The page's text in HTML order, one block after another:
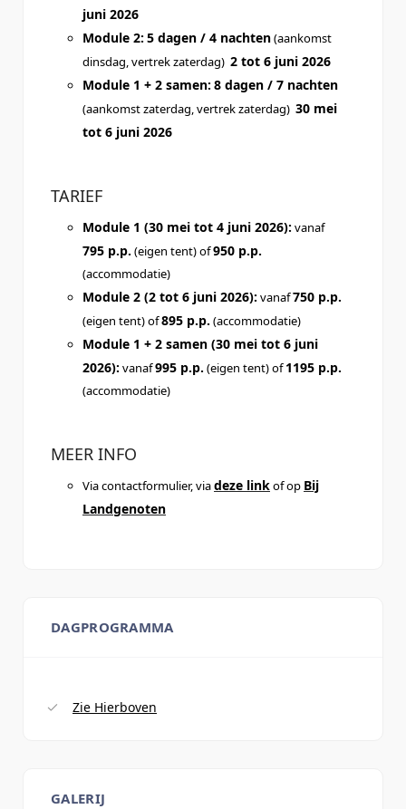
juni 2026
Module 2: 5 dagen / 4 nachten(aankomst
dinsdag, vertrek zaterdag) 2 tot 6 juni 2026
Module 1 + 2 samen: 8 dagen / 7 nachten
(aankomst zaterdag, vertrek zaterdag) 30 mei
tot 6 juni 2026
TARIEF
Module 1 (30 mei tot 4 juni 2026): vanaf
795 p.p. (eigen tent) of950 p.p.
(accommodatie)
Module 2 (2 tot 6 juni 2026): vanaf750 p.p.
(eigen tent) of895 p.p. (accommodatie)
Module 1 + 2 samen (30 mei tot 6 juni
2026): vanaf995 p.p. (eigen tent) of1195 p.p.
(accommodatie)
MEER INFO
Via contactformulier, viadeze linkof op Bij
Landgenoten
DAGPROGRAMMA
Zie Hierboven
GALERIJ